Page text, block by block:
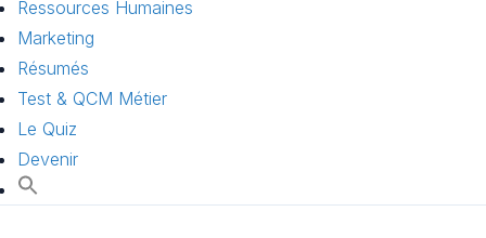
Ressources Humaines
Marketing
Résumés
Test & QCM Métier
Le Quiz
Devenir